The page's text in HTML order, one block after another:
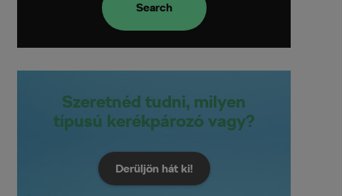
Search
Szeretnéd tudni, milyen
típusú kerékpározó vagy?
Derüljön hát ki!